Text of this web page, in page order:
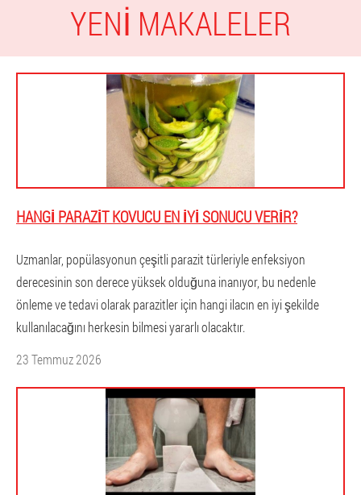
YENI MAKALELER
HANGI PARAZIT KOVUCU EN IYI SONUCU VERIR?
Uzmanlar, popülasyonun çeşitli parazit türleriyle enfeksiyon
derecesinin son derece yüksek olduğuna inanıyor, bu nedenle
önleme ve tedavi olarak parazitler için hangi ilacın en iyi şekilde
kullanılacağını herkesin bilmesi yararlı olacaktır.
23 Temmuz 2026